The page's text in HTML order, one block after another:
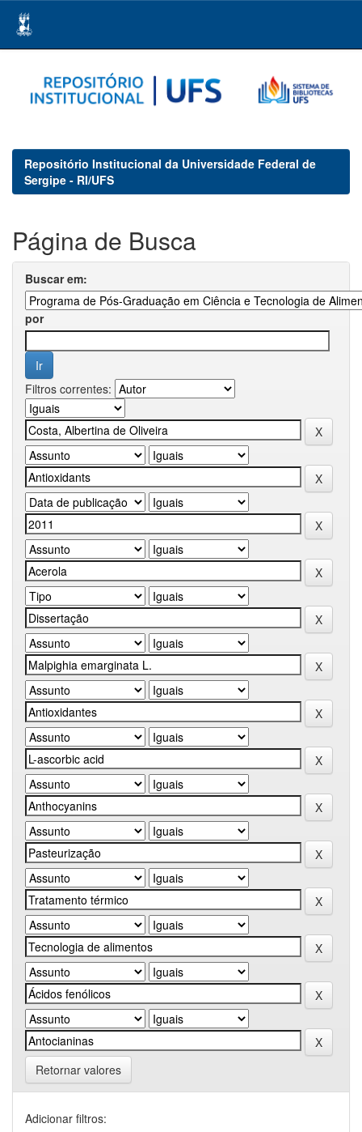
navigation
Repositório Institucional da Universidade Federal de
Sergipe - RI/UFS
Página de Busca
Buscar em:
por
Filtros correntes:
Retornar valores
Adicionar filtros: